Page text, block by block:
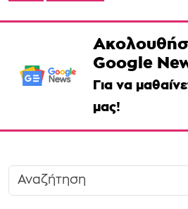
Google
Για να
μας!